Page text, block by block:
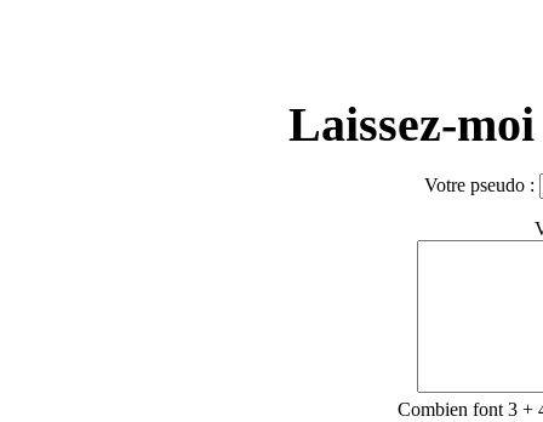
Laissez-
Votre pseudo :
Combien font 3 +